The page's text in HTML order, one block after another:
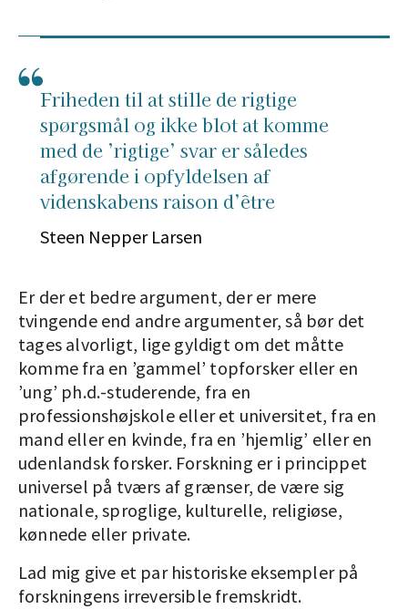
Friheden til at stille de rigtige
spørgsmål og ikke blot at komme
med de ’rigtige’ svar er således
afgørende i opfyldelsen af
videnskabens raison d’être
Steen Nepper Larsen
Er der et bedre argument, der er mere
tvingende end andre argumenter, så bør det
tages alvorligt, lige gyldigt om det måtte
komme fra en ’gammel’ topforsker eller en
’ung’ ph.d.-studerende, fra en
professionshøjskole eller et universitet, fra en
mand eller en kvinde, fra en ’hjemlig’ eller en
udenlandsk forsker. Forskning er i princippet
universel på tværs af grænser, de være sig
nationale, sproglige, kulturelle, religiøse,
kønnede eller private.
Lad mig give et par historiske eksempler på
forskningens irreversible fremskridt.